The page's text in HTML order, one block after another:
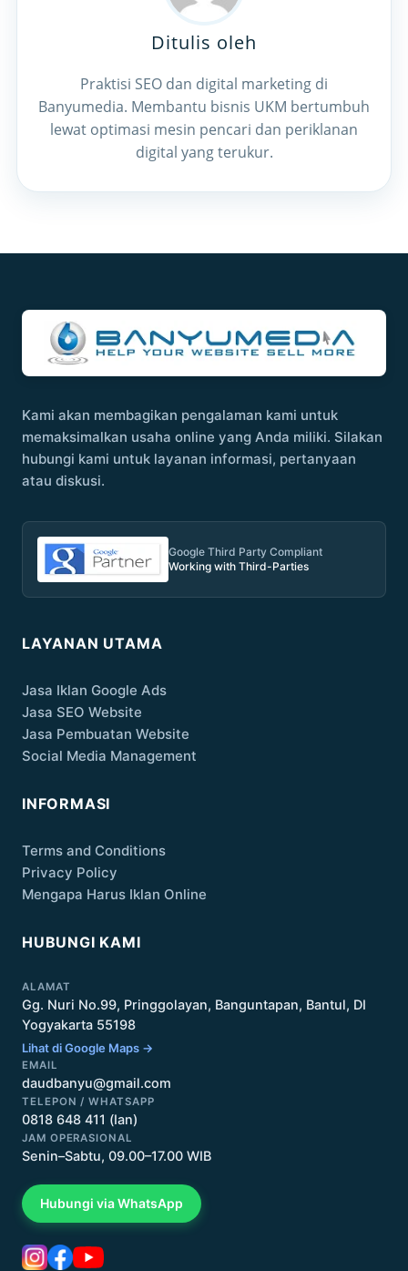
Ditulis oleh
Praktisi SEO dan digital marketing di
Banyumedia. Membantu bisnis UKM bertumbuh
lewat optimasi mesin pencari dan periklanan
digital yang terukur.
Kami akan membagikan pengalaman kami untuk
memaksimalkan usaha online yang Anda miliki. Silakan
hubungi kami untuk layanan informasi, pertanyaan
atau diskusi.
Google Third Party Compliant
Working with Third-Parties
LAYANAN UTAMA
Jasa Iklan Google Ads
Jasa SEO Website
Jasa Pembuatan Website
Social Media Management
INFORMASI
Terms and Conditions
Privacy Policy
Mengapa Harus Iklan Online
HUBUNGI KAMI
ALAMAT
Gg. Nuri No.99, Pringgolayan, Banguntapan, Bantul, DI
Yogyakarta 55198
Lihat di Google Maps →
EMAIL
daudbanyu@gmail.com
TELEPON / WHATSAPP
0818 648 411 (Ian)
JAM OPERASIONAL
Senin–Sabtu, 09.00–17.00 WIB
Hubungi via WhatsApp